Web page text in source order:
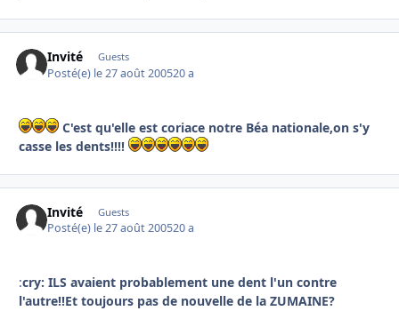
Invité Guests
Posté(e) le 27 août 200520 a
C'est qu'elle est coriace notre Béa nationale,on s'y
casse les dents!!!!
Invité Guests
Posté(e) le 27 août 200520 a
:cry: ILS avaient probablement une dent l'un contre
l'autre!!Et toujours pas de nouvelle de la ZUMAINE?